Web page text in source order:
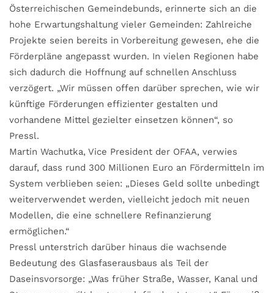
Österreichischen Gemeindebunds, erinnerte sich an die
hohe Erwartungshaltung vieler Gemeinden: Zahlreiche
Projekte seien bereits in Vorbereitung gewesen, ehe die
Förderpläne angepasst wurden. In vielen Regionen habe
sich dadurch die Hoffnung auf schnellen Anschluss
verzögert. „Wir müssen offen darüber sprechen, wie wir
künftige Förderungen effizienter gestalten und
vorhandene Mittel gezielter einsetzen können“, so
Pressl.
Martin Wachutka, Vice President der OFAA, verwies
darauf, dass rund 300 Millionen Euro an Fördermitteln im
System verblieben seien: „Dieses Geld sollte unbedingt
weiterverwendet werden, vielleicht jedoch mit neuen
Modellen, die eine schnellere Refinanzierung
ermöglichen.“
Pressl unterstrich darüber hinaus die wachsende
Bedeutung des Glasfaserausbaus als Teil der
Daseinsvorsorge: „Was früher Straße, Wasser, Kanal und